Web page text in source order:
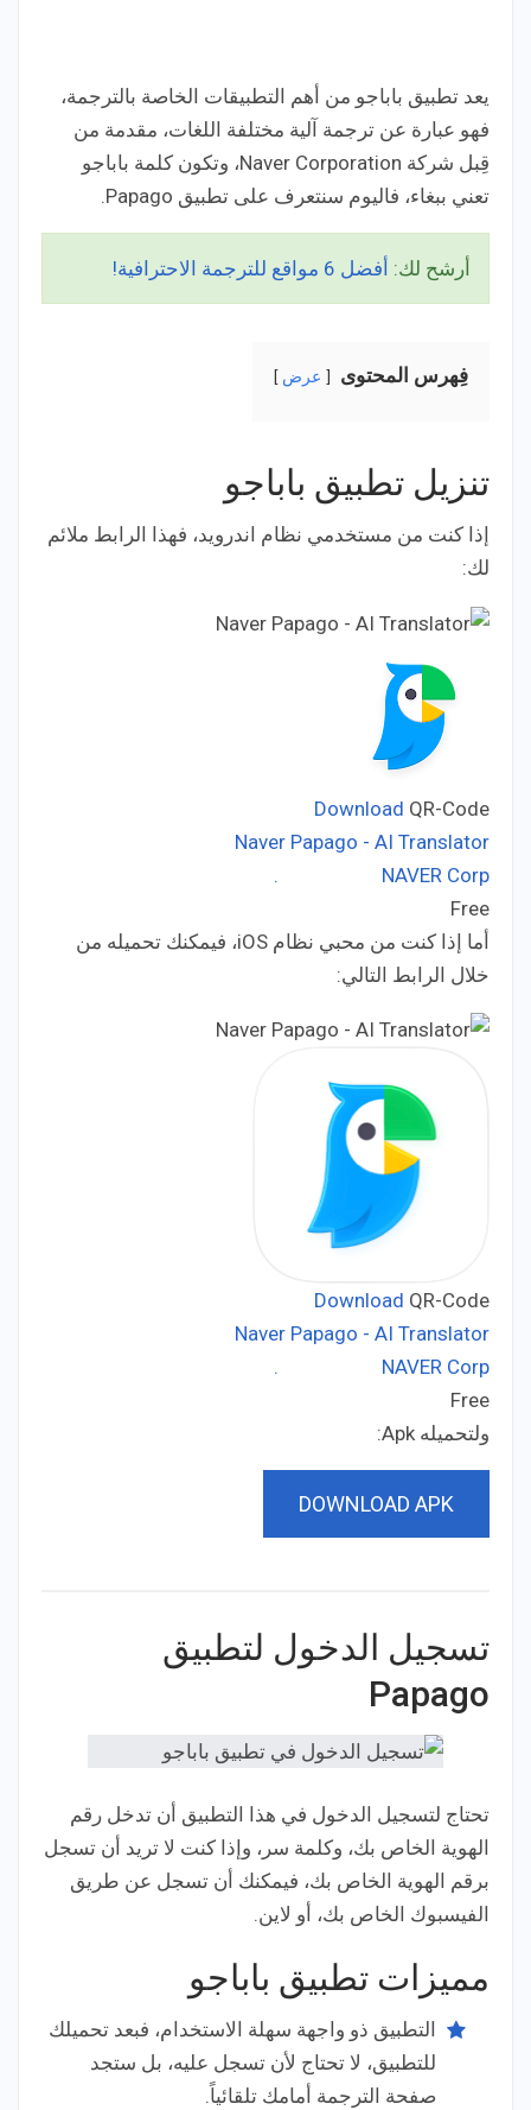
يعد تطبيق باباجو من أهم التطبيقات الخاصة بالترجمة،
فهو عبارة عن ترجمة آلية مختلفة اللغات، مقدمة من
قِبل شركة Naver Corporation، وتكون كلمة باباجو
تعني ببغاء، فاليوم سنتعرف على تطبيق Papago.
أرشح لك: أفضل 6 مواقع للترجمة الاحترافية!
فِهرس المحتوى عرض
تنزيل تطبيق باباجو
إذا كنت من مستخدمي نظام اندرويد، فهذا الرابط ملائم
لك:
Download QR-Code
Naver Papago - AI Translator
NAVER Corp.
Free
أما إذا كنت من محبي نظام iOS، فيمكنك تحميله من
خلال الرابط التالي:
Download QR-Code
Naver Papago - AI Translator
NAVER Corp.
Free
ولتحميله Apk:
DOWNLOAD APK
تسجيل الدخول لتطبيق
Papago
تحتاج لتسجيل الدخول في هذا التطبيق أن تدخل رقم
الهوية الخاص بك، وكلمة سر، وإذا كنت لا تريد أن تسجل
برقم الهوية الخاص بك، فيمكنك أن تسجل عن طريق
الفيسبوك الخاص بك، أو لاين.
مميزات تطبيق باباجو
التطبيق ذو واجهة سهلة الاستخدام، فبعد تحميلك
للتطبيق، لا تحتاج لأن تسجل عليه، بل ستجد
صفحة الترجمة أمامك تلقائياً.